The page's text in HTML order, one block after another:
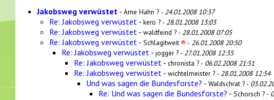
Jakobsweg verwüstet - Arne Hahn ? - 24.01.2008 10:37
Re: Jakobsweg verwüstet - kero ? - 28.01.2008 13:03
Re: Jakobsweg verwüstet - waldfeind ? - 28.01.2008 07:05
Re: Jakobsweg verwüstet - Schlagitweit ® - 26.01.2008 20:50
Re: Jakobsweg verwüstet - jogger ? - 27.01.2008 12:35
Re: Jakobsweg verwüstet - chronista ? - 06.02.2008 21:51
Re: Jakobsweg verwüstet - wichtelmeister ? - 28.01.2008 12:54
Und was sagen die Bundesforste? - Waldschrat ? -
Re: Und was sagen die Bundesforste? - Schorsch ? -